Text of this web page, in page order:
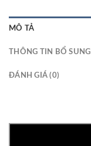
MÔ TẢ
THÔNG TIN BỔ SUNG
ĐÁNH GIÁ (0)